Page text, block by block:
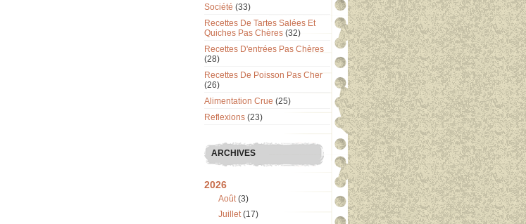
Société (33)
Recettes De Tartes Salées Et
Quiches Pas Chères (32)
Recettes D'entrées Pas Chères
(28)
Recettes De Poisson Pas Cher
(26)
Alimentation Crue (25)
Reflexions (23)
ARCHIVES
2026
Août(3)
Juillet(17)